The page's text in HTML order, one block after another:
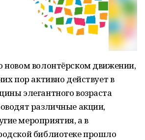
волонтёрском движении,
пор активно действует в
элегантного возраста
различные акции,
мероприятия, а в
библиотеке прошло